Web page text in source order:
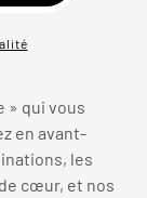
» qui vous
en avant-
les
cœur, et nos